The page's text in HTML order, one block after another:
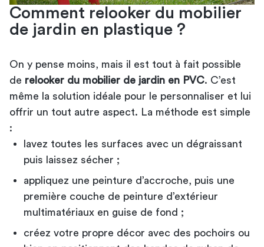
Comment relooker du mobilier
de jardin en plastique ?
On y pense moins, mais il est tout à fait possible
de relooker du mobilier de jardin en PVC. C’est
même la solution idéale pour le personnaliser et lui
offrir un tout autre aspect. La méthode est simple
:
lavez toutes les surfaces avec un dégraissant
puis laissez sécher ;
appliquez une peinture d’accroche, puis une
première couche de peinture d’extérieur
multimatériaux en guise de fond ;
créez votre propre décor avec des pochoirs ou